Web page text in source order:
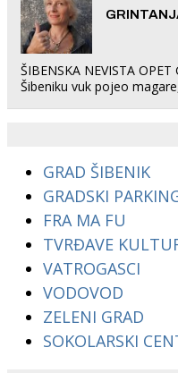
ŠIBENSKA NEVISTA
Šibeniku vuk pojeo
GRAD ŠIBENIK
GRADSKI
FRA MA FU
TVRĐAVE
VATROGASCI
VODOVOD
ZELENI GRAD
SOKOLARSKI